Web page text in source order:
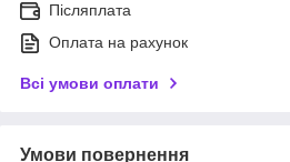
Післяплата
Оплата на рахунок
Всі умови оплати
Умови повернення